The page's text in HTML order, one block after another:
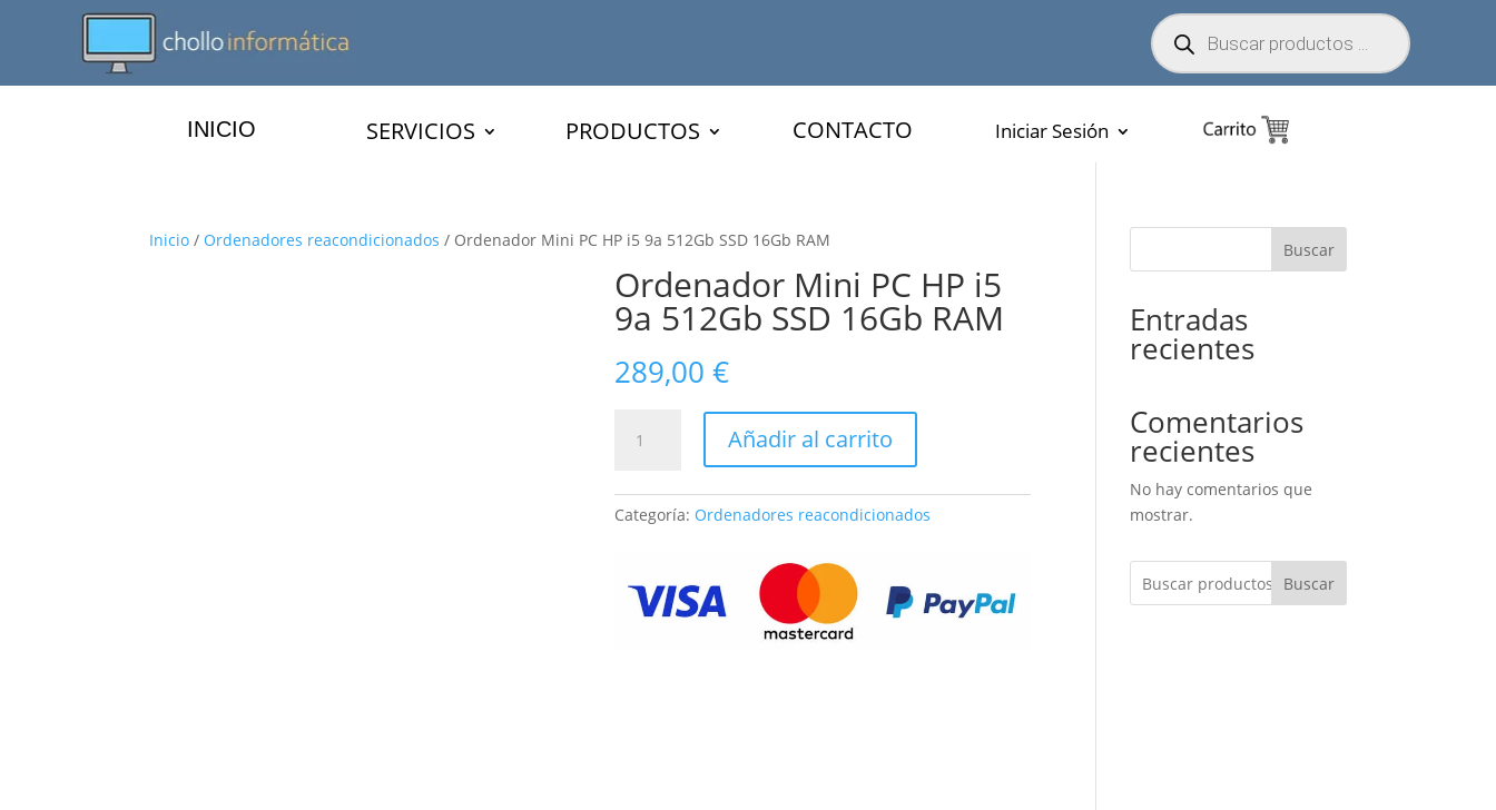
Búsqueda
de
productos
INICIO SERVICIOS PRODUCTOS CONTACTO Iniciar Sesión
Inicio / Ordenadores reacondicionados / Ordenador Mini PC HP i5 9a 512Gb SSD 16Gb RAM
Ordenador Mini PC HP i5
9a 512Gb SSD 16Gb RAM
289,00 €
Mini
HP
i5
SSD
Añadir al carrito
Categoría: Ordenadores reacondicionados
Buscar
Entradas
recientes
Comentarios
recientes
No hay comentarios que
mostrar.
Buscar